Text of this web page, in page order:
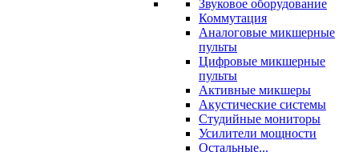
Звуковое оборудование
Коммутация
Аналоговые микшерные
пульты
Цифровые микшерные
пульты
Активные микшеры
Акустические системы
Студийные мониторы
Усилители мощности
Остальные...